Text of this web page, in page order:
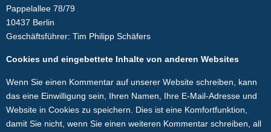
Pappelallee 78/79
10437 Berlin
Geschäftsführer: Tim Philipp Schäfers
Cookies und eingebettete Inhalte von anderen Websites
Wenn Sie einen Kommentar auf unserer Website schreiben, kann
das eine Einwilligung sein, Ihren Namen, Ihre E-Mail-Adresse und
Website in Cookies zu speichern. Dies ist eine Komfortfunktion,
damit Sie nicht, wenn Sie einen weiteren Kommentar schreiben, all